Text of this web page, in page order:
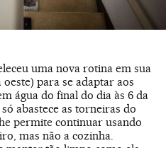
uma nova rotina em sua
para se adaptar aos
água do final do dia às 6 da
abastece as torneiras do
permite continuar usando
mas não a cozinha.